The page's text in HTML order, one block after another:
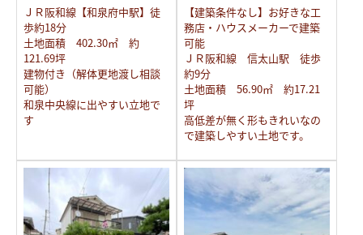
ＪＲ阪和線【和泉府中駅】徒
歩約18分
土地面積 402.30㎡ 約
121.69坪
建物付き（解体更地渡し相談
可能）
和泉中央線に出やすい立地で
す
【建築条件なし】お好きな工
務店・ハウスメーカーで建築
可能
ＪＲ阪和線 信太山駅 徒歩
約9分
土地面積 56.90㎡ 約17.21
坪
高低差が無く形もきれいなの
で建築しやすい土地です。